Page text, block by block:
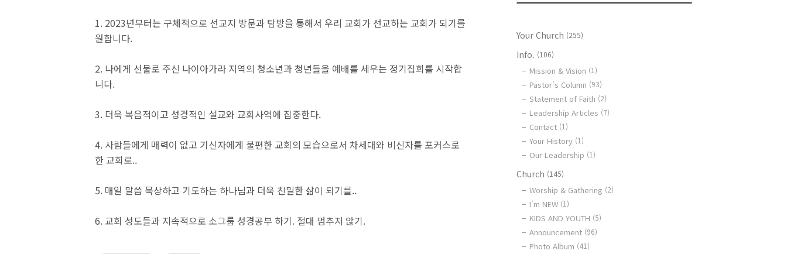
1. 2023년부터는 구체적으로 선교지 방문과 탐방을 통해서 우리 교회가 선교하는 교회가 되기를
원합니다.
2. 나에게 선물로 주신 나이아가라 지역의 청소년과 청년들을 예배를 세우는 정기집회를 시작합
니다.
3. 더욱 복음적이고 성경적인 설교와 교회사역에 집중한다.
4. 사람들에게 매력이 없고 기신자에게 불편한 교회의 모습으로서 차세대와 비신자를 포커스로
한 교회로..
5. 매일 말씀 묵상하고 기도하는 하나님과 더욱 친밀한 삶이 되기를..
6. 교회 성도들과 지속적으로 소그룹 성경공부 하기. 절대 멈추지 않기.
Your Church (255)
Info. (106)
Mission & Vision (1)
Pastor's Column (93)
Statement of Faith (2)
Leadership Articles (7)
Contact (1)
Your History (1)
Our Leadership (1)
Church (145)
Worship & Gathering (2)
I'm NEW (1)
KIDS AND YOUTH (5)
Announcement (96)
Photo Album (41)